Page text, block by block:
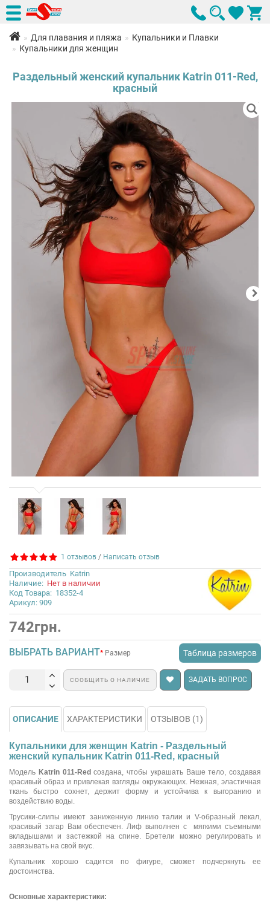
Для плавания и пляжа
Купальники и Плавки
Купальники для женщин
Раздельный женский купальник Katrin 011-Red,
красный
1 отзывов / Написать отзыв
Производитель Katrin
Наличие: Нет в наличии
Код Товара: 18352-4
Арикул: 909
742грн.
ВЫБРАТЬ ВАРИАНТ Таблица размеров
Размер
СООБЩИТЬ О НАЛИЧИЕ ЗАДАТЬ ВОПРОС
ОПИСАНИЕ ХАРАКТЕРИСТИКИ ОТЗЫВОВ (1)
Купальники для женщин Katrin - Раздельный
женский купальник Katrin 011-Red, красный
Модель Katrin 011-Redсоздана, чтобы украшать Ваше тело, создавая
красивый образ и привлекая взгляды окружающих. Нежная, эластичная
ткань быстро сохнет, держит форму и устойчива к выгоранию и
воздействию воды.
Трусики-слипы имеют заниженную линию талии и V-образный лекал,
красивый загар Вам обеспечен. Лиф выполнен с мягкими съемными
вкладышами и застежкой на спине. Бретели можно регулировать и
завязывать на свой вкус.
Купальник хорошо садится по фигуре, сможет подчеркнуть ее
достоинства.
Основные характеристики: